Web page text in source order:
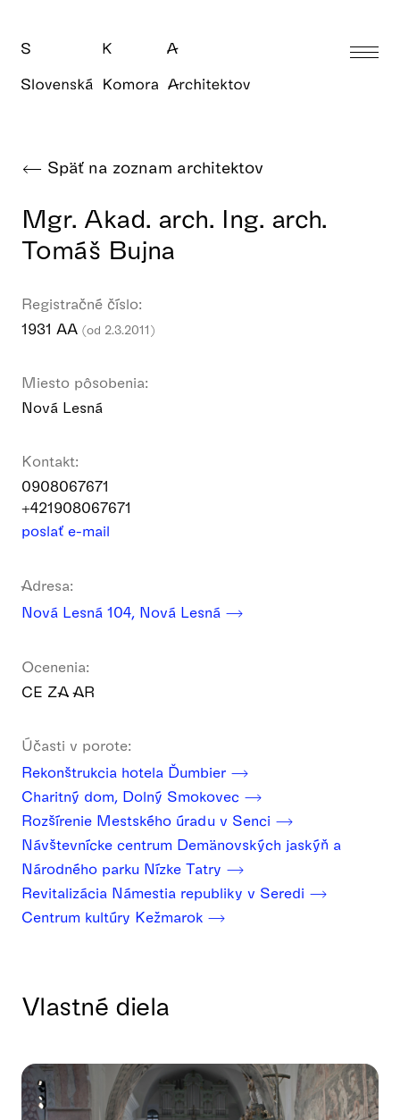
Späť na zoznam architektov
Mgr. Akad. arch. Ing. arch.
Tomáš Bujna
Registračné číslo:
1931 AA (od 2.3.2011)
Miesto pôsobenia:
Nová Lesná
Kontakt:
0908067671
+421908067671
poslať e-mail
Adresa:
Nová Lesná 104, Nová Lesná
Ocenenia:
CE ZA AR
Účasti v porote:
Rekonštrukcia hotela Ďumbier
Charitný dom, Dolný Smokovec
Rozšírenie Mestského úradu v Senci
Návštevnícke centrum Demänovských jaskýň a
Národného parku Nízke Tatry
Revitalizácia Námestia republiky v Seredi
Centrum kultúry Kežmarok
Vlastné diela